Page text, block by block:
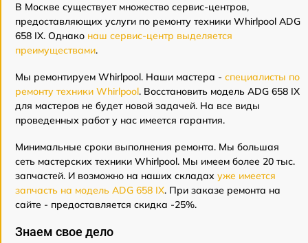
В Москве существует множество сервис-центров,
предоставляющих услуги по ремонту техники Whirlpool ADG
658 IX. Однако наш сервис-центр выделяется
преимуществами.
Мы ремонтируем Whirlpool. Наши мастера - специалисты по
ремонту техники Whirlpool. Восстановить модель ADG 658 IX
для мастеров не будет новой задачей. На все виды
проведенных работ у нас имеется гарантия.
Минимальные сроки выполнения ремонта. Мы большая
сеть мастерских техники Whirlpool. Мы имеем более 20 тыс.
запчастей. И возможно на наших складах уже имеется
запчасть на модель ADG 658 IX. При заказе ремонта на
сайте - предоставляется скидка -25%.
Знаем свое дело